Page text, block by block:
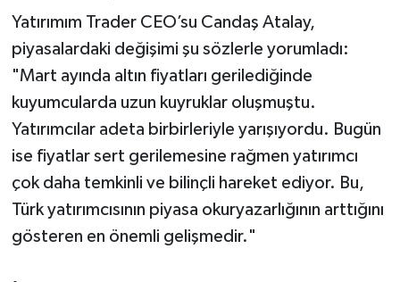
Yatırımım Trader CEO’su Candaş Atalay,
piyasalardaki değişimi şu sözlerle yorumladı:
"Mart ayında altın fiyatları gerilediğinde
kuyumcularda uzun kuyruklar oluşmuştu.
Yatırımcılar adeta birbirleriyle yarışıyordu. Bugün
ise fiyatlar sert gerilemesine rağmen yatırımcı
çok daha temkinli ve bilinçli hareket ediyor. Bu,
Türk yatırımcısının piyasa okuryazarlığının arttığını
gösteren en önemli gelişmedir."
OTOMOTİV
Resmi İlanlar
SAĞLIK
Savaştepe
SEYAHAT